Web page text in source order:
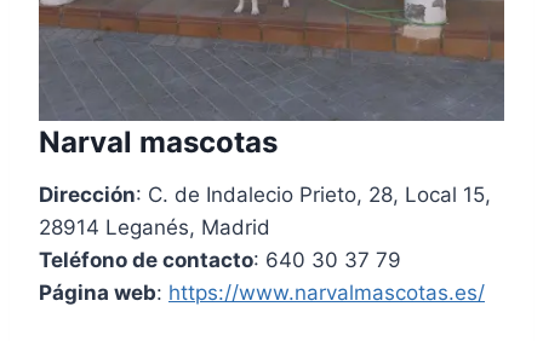
Narval mascotas
Dirección: C. de Indalecio Prieto, 28, Local 15,
28914 Leganés, Madrid
Teléfono de contacto: 640 30 37 79
Página web: https://www.narvalmascotas.es/